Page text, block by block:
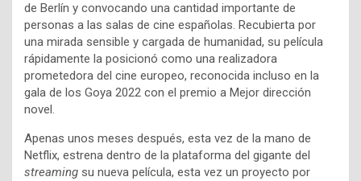
de Berlín y convocando una cantidad importante de
personas a las salas de cine españolas. Recubierta por
una mirada sensible y cargada de humanidad, su película
rápidamente la posicionó como una realizadora
prometedora del cine europeo, reconocida incluso en la
gala de los Goya 2022 con el premio a Mejor dirección
novel.
Apenas unos meses después, esta vez de la mano de
Netflix, estrena dentro de la plataforma del gigante del
streaming su nueva película, esta vez un proyecto por